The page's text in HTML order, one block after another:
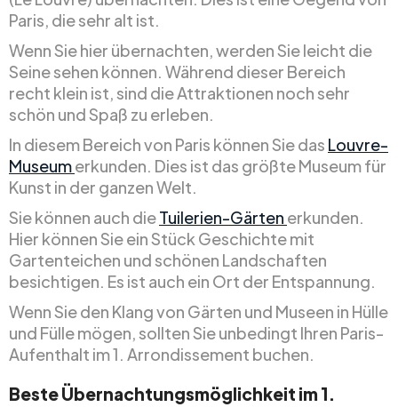
Paris, die sehr alt ist.
Wenn Sie hier übernachten, werden Sie leicht die
Seine sehen können. Während dieser Bereich
recht klein ist, sind die Attraktionen noch sehr
schön und Spaß zu erleben.
In diesem Bereich von Paris können Sie das Louvre-
Museumerkunden. Dies ist das größte Museum für
Kunst in der ganzen Welt.
Sie können auch dieTuilerien-Gärten erkunden.
Hier können Sie ein Stück Geschichte mit
Gartenteichen und schönen Landschaften
besichtigen. Es ist auch ein Ort der Entspannung.
Wenn Sie den Klang von Gärten und Museen in Hülle
und Fülle mögen, sollten Sie unbedingt Ihren Paris-
Aufenthalt im 1. Arrondissement buchen.
Beste Übernachtungsmöglichkeit im 1.